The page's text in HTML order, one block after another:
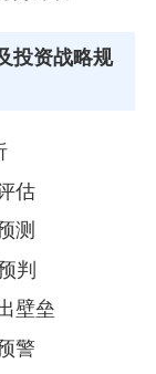
投资战略规
估
测
判
壁垒
警